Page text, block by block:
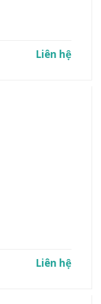
Liên hệ
Liên hệ